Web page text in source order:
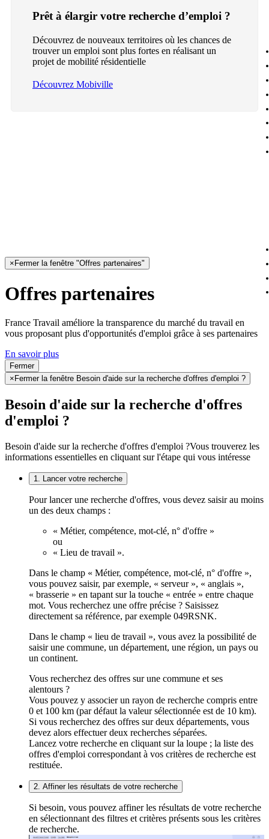
Prêt à élargir votre recherche d’emploi ?
Découvrez de nouveaux territoires où les chances de
trouver un emploi sont plus fortes en réalisant un
projet de mobilité résidentielle
Découvrez Mobiville
× Fermer la fenêtre "Offres partenaires"
Offres partenaires
France Travail améliore la transparence du marché du travail en
vous proposant plus d'opportunités d'emploi grâce à ses partenaires
En savoir plus
Fermer
× Fermer la fenêtre Besoin d'aide sur la recherche d'offres d'emploi ?
Besoin d'aide sur la recherche d'offres
d'emploi ?
Besoin d'aide sur la recherche d'offres d'emploi ?Vous trouverez les
informations essentielles en cliquant sur l'étape qui vous intéresse
1. Lancer votre recherche
Pour lancer une recherche d'offres, vous devez saisir au moins
un des deux champs :
« Métier, compétence, mot-clé, n° d'offre »
ou
« Lieu de travail ».
Dans le champ « Métier, compétence, mot-clé, n° d'offre »,
vous pouvez saisir, par exemple, « serveur », « anglais »,
« brasserie » en tapant sur la touche « entrée » entre chaque
mot. Vous recherchez une offre précise ? Saisissez
directement sa référence, par exemple 049RSNK.
Dans le champ « lieu de travail », vous avez la possibilité de
saisir une commune, un département, une région, un pays ou
un continent.
Vous recherchez des offres sur une commune et ses
alentours ?
Vous pouvez y associer un rayon de recherche compris entre
0 et 100 km (par défaut la valeur sélectionnée est de 10 km).
Si vous recherchez des offres sur deux départements, vous
devez alors effectuer deux recherches séparées.
Lancez votre recherche en cliquant sur la loupe ; la liste des
offres d'emploi correspondant à vos critères de recherche est
restituée.
2. Affiner les résultats de votre recherche
Si besoin, vous pouvez affiner les résultats de votre recherche
en sélectionnant des filtres et critères présents sous les critères
de recherche.